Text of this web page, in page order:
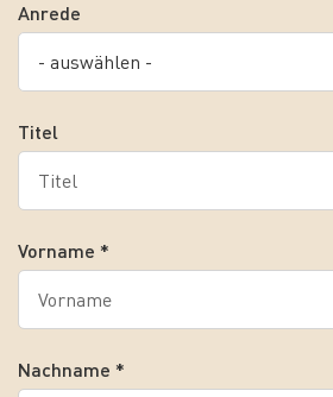
Anrede
Titel
Vorname *
Nachname *